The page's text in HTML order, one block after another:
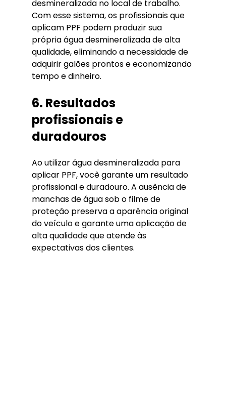
desmineralizada no local de trabalho.
Com esse sistema, os profissionais que
aplicam PPF podem produzir sua
própria água desmineralizada de alta
qualidade, eliminando a necessidade de
adquirir galões prontos e economizando
tempo e dinheiro.
6. Resultados
profissionais e
duradouros
Ao utilizar água desmineralizada para
aplicar PPF, você garante um resultado
profissional e duradouro. A ausência de
manchas de água sob o filme de
proteção preserva a aparência original
do veículo e garante uma aplicação de
alta qualidade que atende às
expectativas dos clientes.